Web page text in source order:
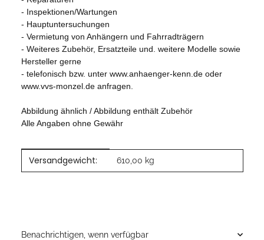
- Inspektionen/Wartungen
- Hauptuntersuchungen
- Vermietung von Anhängern und Fahrradträgern
- Weiteres Zubehör, Ersatzteile und. weitere Modelle sowie
Hersteller gerne
- telefonisch bzw. unter www.anhaenger-kenn.de oder
www.vvs-monzel.de anfragen.
Abbildung ähnlich / Abbildung enthält Zubehör
Alle Angaben ohne Gewähr
Produkteigenschaft
Wert
Versandgewicht: 610,00 kg
Benachrichtigen, wenn verfügbar